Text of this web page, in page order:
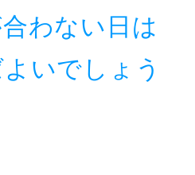
わない日は
いでしょう